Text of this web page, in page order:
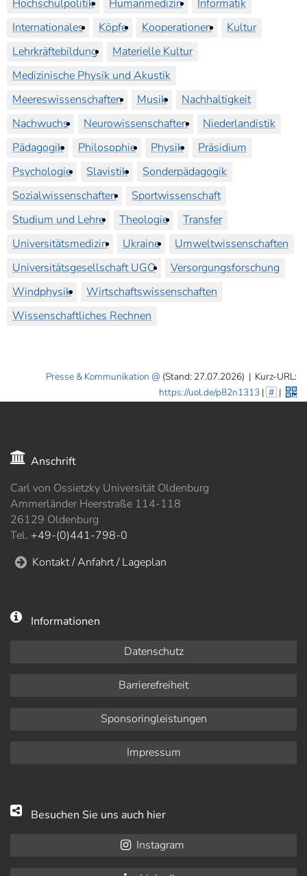
Hochschulpolitik
Humanmedizin
Informatik
Internationales
Köpfe Kooperationen
Kultur
Lehrkräftebildung
Materielle Kultur
Medizinische Physik und Akustik
Meereswissenschaften
Musik
Nachhaltigkeit
Nachwuchs
Neurowissenschaften
Niederlandistik
Pädagogik
Philosophie Physik
Präsidium
Psychologie
Slavistik
Sonderpädagogik
Sozialwissenschaften
Sportwissenschaft
Studium und Lehre
Theologie
Transfer
Universitätsmedizin
Ukraine
Umweltwissenschaften
Universitätsgesellschaft UGO
Versorgungsforschung
Windphysik
Wirtschaftswissenschaften
Wissenschaftliches Rechnen
Presse & Kommunikation (Stand: 27.07.2026) | Kurz-URL:
https://uol.de/p82n1313 | # |
Anschrift
Carl von Ossietzky Universität Oldenburg
Ammerländer Heerstraße 114-118
26129 Oldenburg
Tel. +49-(0)441-798-0
Kontakt / Anfahrt / Lageplan
Informationen
Datenschutz
Barrierefreiheit
Sponsoringleistungen
Impressum
Besuchen Sie uns auch hier
Instagram